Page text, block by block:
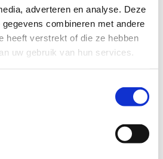
adverteren en analyse. Deze
combineren met andere
heeft verstrekt of die ze hebben
uw gebruik van hun services.
je dan doen?
veiligheidscollega BRAM hoe het zit!
warme, zonnige dagen aan te